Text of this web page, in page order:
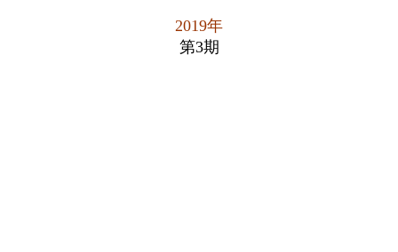
2019年
第3期